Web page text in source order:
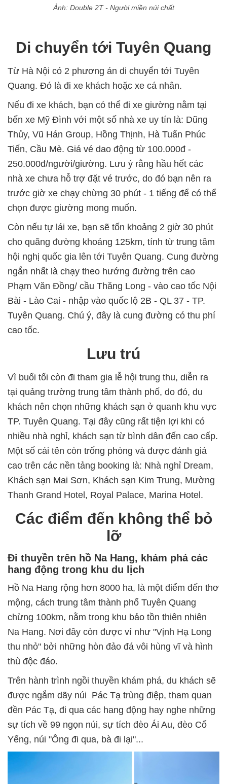
Ảnh: Double 2T - Người miền núi chất
Di chuyển tới Tuyên Quang
Từ Hà Nội có 2 phương án di chuyển tới Tuyên
Quang. Đó là đi xe khách hoặc xe cá nhân.
Nếu đi xe khách, bạn có thể đi xe giường nằm tại
bến xe Mỹ Đình với một số nhà xe uy tín là: Dũng
Thủy, Vũ Hán Group, Hồng Thịnh, Hà Tuấn Phúc
Tiến, Cầu Mè. Giá vé dao động từ 100.000đ -
250.000đ/người/giường. Lưu ý rằng hầu hết các
nhà xe chưa hỗ trợ đặt vé trước, do đó bạn nên ra
trước giờ xe chạy chừng 30 phút - 1 tiếng để có thể
chọn được giường mong muốn.
Còn nếu tự lái xe, bạn sẽ tốn khoảng 2 giờ 30 phút
cho quãng đường khoảng 125km, tính từ trung tâm
hội nghị quốc gia lên tới Tuyên Quang. Cung đường
ngắn nhất là chạy theo hướng đường trên cao
Phạm Văn Đồng/ cầu Thăng Long - vào cao tốc Nội
Bài - Lào Cai - nhập vào quốc lộ 2B - QL 37 - TP.
Tuyên Quang. Chú ý, đây là cung đường có thu phí
cao tốc.
Lưu trú
Vì buổi tối còn đi tham gia lễ hội trung thu, diễn ra
tại quảng trường trung tâm thành phố, do đó, du
khách nên chọn những khách sạn ở quanh khu vực
TP. Tuyên Quang. Tại đây cũng rất tiện lợi khi có
nhiều nhà nghỉ, khách sạn từ bình dân đến cao cấp.
Một số cái tên còn trống phòng và được đánh giá
cao trên các nền tảng booking là: Nhà nghỉ Dream,
Khách sạn Mai Sơn, Khách sạn Kim Trung, Mường
Thanh Grand Hotel, Royal Palace, Marina Hotel.
Các điểm đến không thể bỏ
lỡ
Đi thuyền trên hồ Na Hang, khám phá các
hang động trong khu du lịch
Hồ Na Hang rộng hơn 8000 ha, là một điểm đến thơ
mộng, cách trung tâm thành phố Tuyên Quang
chừng 100km, nằm trong khu bảo tồn thiên nhiên
Na Hang. Nơi đây còn được ví như "Vịnh Hạ Long
thu nhỏ" bởi những hòn đảo đá vôi hùng vĩ và hình
thù độc đáo.
Trên hành trình ngồi thuyền khám phá, du khách sẽ
được ngắm dãy núi Pác Tạ trùng điệp, tham quan
đền Pác Tạ, đi qua các hang động hay nghe những
sự tích về 99 ngọn núi, sự tích đèo Ái Au, đèo Cổ
Yểng, núi "Ông đi qua, bà đi lại"...